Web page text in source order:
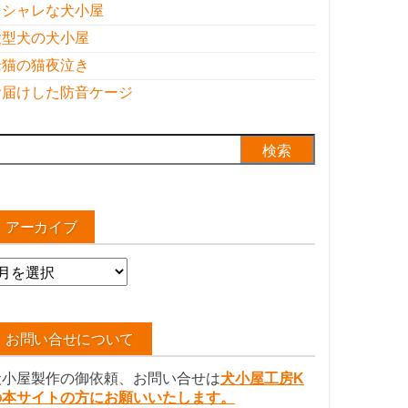
ャレな犬小屋
犬の犬小屋
の猫夜泣き
けした防音ケージ
アーカイブ
お問い合せについて
屋製作の御依頼、お問い合せは犬小屋工房K
サイトの方にお願いいたします。